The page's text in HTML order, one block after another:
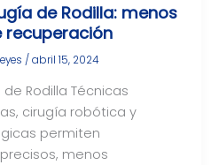
de Rodilla: menos
/abril 15, 2024
Rodilla Técnicas
cirugía robótica y
permiten
menos